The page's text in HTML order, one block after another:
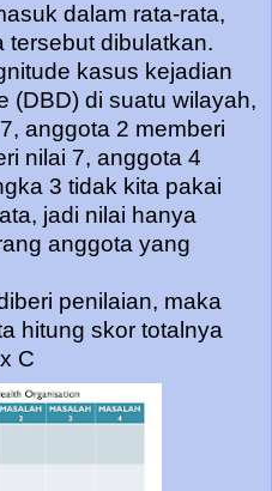
dalam rata-rata,
tersebut dibulatkan.
kasus kejadian
(DBD) di suatu wilayah,
anggota 2 memberi
nilai 7, anggota 4
3 tidak kita pakai
jadi nilai hanya
anggota yang
penilaian, maka
hitung skor totalnya
C